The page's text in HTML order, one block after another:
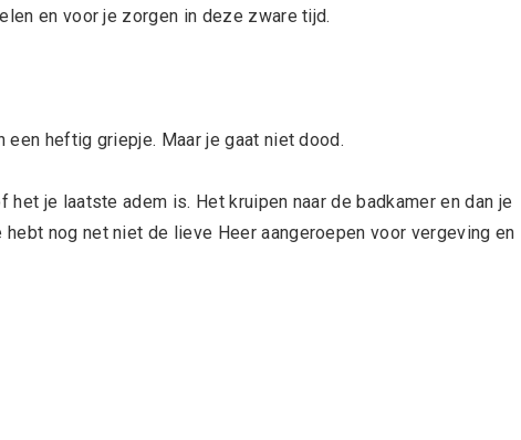
en voor je zorgen in deze zware tijd.
heftig griepje. Maar je gaat niet dood.
je laatste adem is. Het kruipen naar de badkamer en dan je
nog net niet de lieve Heer aangeroepen voor vergeving en